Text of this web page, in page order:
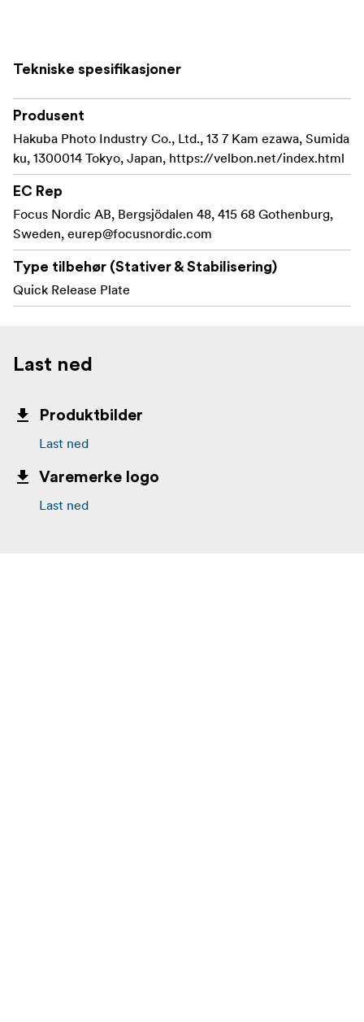
Tekniske spesifikasjoner
Produsent
Hakuba Photo Industry Co., Ltd., 13 7 Kam ezawa, Sumida
ku, 1300014 Tokyo, Japan, https://velbon.net/index.html
EC Rep
Focus Nordic AB, Bergsjödalen 48, 415 68 Gothenburg,
Sweden, eurep@focusnordic.com
Type tilbehør (Stativer & Stabilisering)
Quick Release Plate
Last ned
Produktbilder
Last ned
Varemerke logo
Last ned